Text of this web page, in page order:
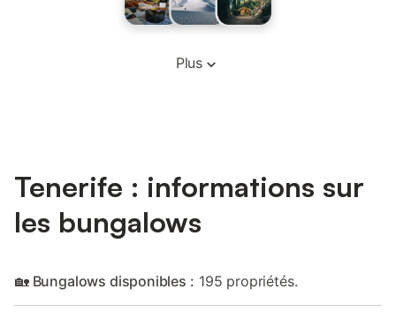
Plus
Tenerife : informations sur
les bungalows
🏡 Bungalows disponibles : 195 propriétés.